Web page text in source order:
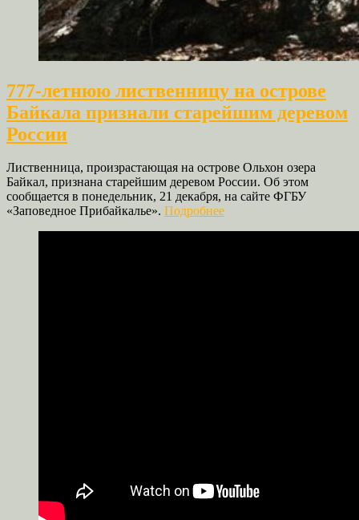
777-летнюю лиственницу на острове
Байкала признали старейшим деревом
России
Лиственница, произрастающая на острове Ольхон озера
Байкал, признана старейшим деревом России. Об этом
сообщается в понедельник, 21 декабря, на сайте ФГБУ
«Заповедное Прибайкалье». Подробнее